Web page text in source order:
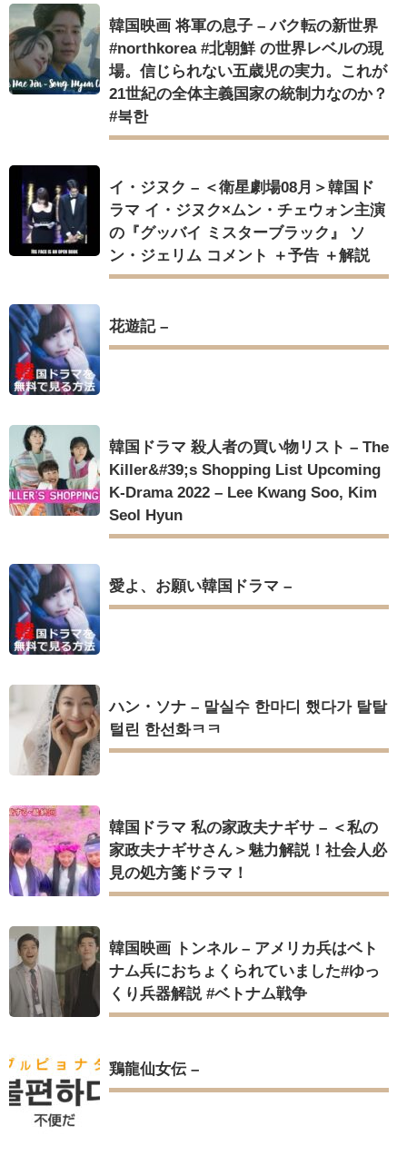
韓国映画 将軍の息子 – バク転の新世界
#northkorea #北朝鮮 の世界レベルの現
場。信じられない五歳児の実力。これが
21世紀の全体主義国家の統制力なのか？
#북한
イ・ジヌク – ＜衛星劇場08月＞韓国ド
ラマ イ・ジヌク×ムン・チェウォン主演
の『グッバイ ミスターブラック』 ソ
ン・ジェリム コメント ＋予告 ＋解説
花遊記 –
韓国ドラマ 殺人者の買い物リスト – The
Killer&#39;s Shopping List Upcoming
K-Drama 2022 – Lee Kwang Soo, Kim
Seol Hyun
愛よ、お願い韓国ドラマ –
ハン・ソナ – 말실수 한마디 했다가 탈탈
털린 한선화ㅋㅋ
韓国ドラマ 私の家政夫ナギサ – ＜私の
家政夫ナギサさん＞魅力解説！社会人必
見の処方箋ドラマ！
韓国映画 トンネル – アメリカ兵はベト
ナム兵におちょくられていました#ゆっ
くり兵器解説 #ベトナム戦争
鶏龍仙女伝 –